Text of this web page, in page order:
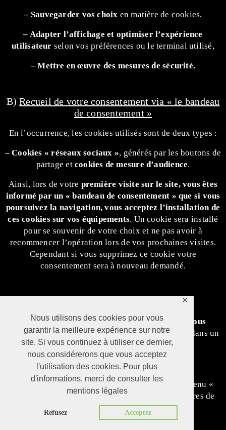
Nous utilisons des cookies pour vous
garantir la meilleure expérience sur notre
site. Si vous continuez à utiliser ce dernier,
nous considérerons que vous acceptez
l'utilisation des cookies. Pour plus
d'informations, merci de consulter les
mentions légales
Refusez Acceptez
✕
– Sauvegarder vos choix en matière de cookies,
– Adapter l’affichage et optimiser l’expérience
utilisateur selon vos préférences ou le terminal utilisé,
– Mettre en œuvre des mesures de sécurité.
B)Recueil de votre consentement via « le bandeau
de consentement »
En l’occurrence, les cookies utilisés sont de deux types :
– Cookies « réseaux sociaux », générés par les boutons de
partageet cookies de mesure d’audience.
Ainsi, lors de votre première visite sur le site, vous êtes
informé par un « bandeau de consentement » que si vous
poursuivez la navigation, vous acceptez l’installation de
ces cookies sur vos équipements. Un cookie sera installé
pour se souvenir de votre choix et ne pas avoir à
recommencer l’opération lors de vos prochaines visites.
Cependant si vous supprimez ce cookie votre
consentement sera à nouveau demandé.
Possibilité de refus des cookies
À tout momentet quelle qu’en soit la raison, v ous
pourrez revenir sur votre choixdans un sens ou dans un
autre. C’est-à-dire :
– Soit en supprimant le cookie de refus,
– Soit par les différents moyens décrits dans le menu «
Supprimer et/ou rejeter les cookies » des paramètres de
votre navigateur.